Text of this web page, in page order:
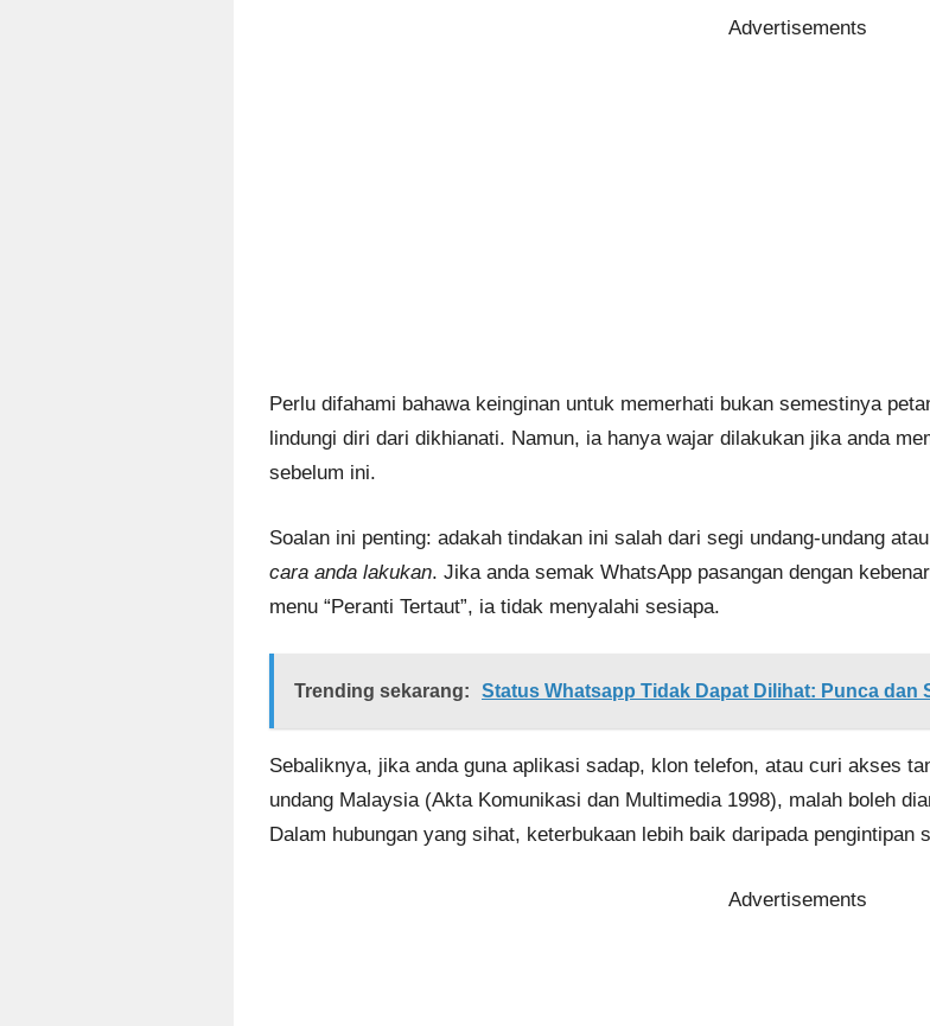
Advertisements
Perlu difahami bahawa keinginan untuk memerhati bukan semestinya
lindungi diri dari dikhianati. Namun, ia hanya wajar dilakukan jika anda
sebelum ini.
Soalan ini penting: adakah tindakan ini salah dari segi undang-undang
cara anda lakukan. Jika anda semak WhatsApp pasangan dengan
menu “Peranti Tertaut”, ia tidak menyalahi sesiapa.
Trending sekarang: Status Whatsapp Tidak Dapat Dilihat: Punca dan
Sebaliknya, jika anda guna aplikasi sadap, klon telefon, atau curi akses
undang Malaysia (Akta Komunikasi dan Multimedia 1998), malah boleh
Dalam hubungan yang sihat, keterbukaan lebih baik daripada pengintipan
Advertisements